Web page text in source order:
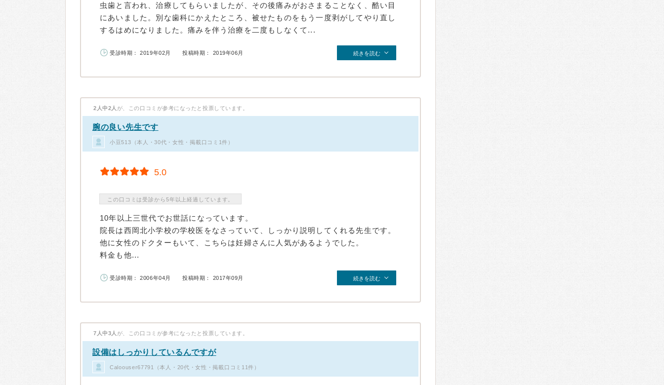
虫歯と言われ、治療してもらいましたが、その後痛みがおさまることなく、酷い目
にあいました。別な歯科にかえたところ、被せたものをもう一度剥がしてやり直し
するはめになりました。痛みを伴う治療を二度もしなくて...
受診時期： 2019年02月 投稿時期： 2019年06月 続きを読む
2人中2人 が、この口コミが参考になったと投票しています。
腕の良い先生です
小豆513（本人・30代・女性・掲載口コミ1件）
5.0
この口コミは受診から5年以上経過しています。
10年以上三世代でお世話になっています。
院長は西岡北小学校の学校医をなさっていて、しっかり説明してくれる先生です。
他に女性のドクターもいて、こちらは妊婦さんに人気があるようでした。
料金も他...
受診時期： 2006年04月 投稿時期： 2017年09月 続きを読む
7人中3人 が、この口コミが参考になったと投票しています。
設備はしっかりしているんですが
Caloouser67791（本人・20代・女性・掲載口コミ11件）